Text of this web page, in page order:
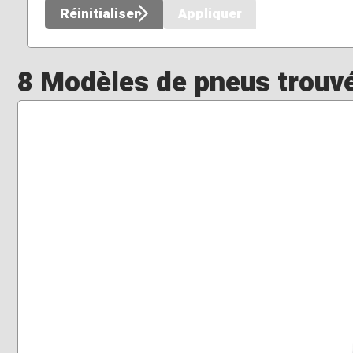
Réinitialiser Appliquer
8 Modèles de pneus